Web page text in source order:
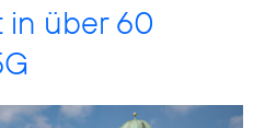
in über 60